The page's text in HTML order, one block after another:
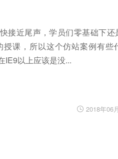
接近尾声，学员们零基础下
课，所以这个仿站案例有些
IE9以上应该是没...
2018年06